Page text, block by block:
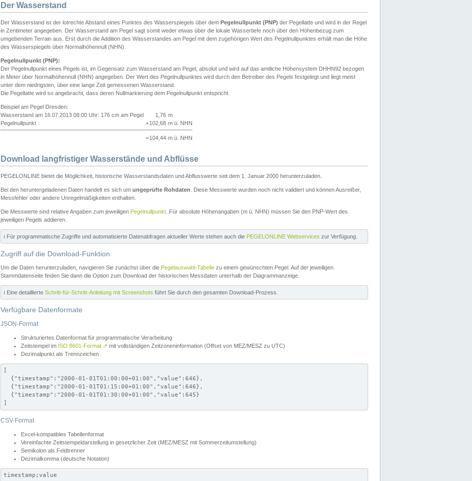
Der Wasserstand
Der Wasserstand ist der lotrechte Abstand eines Punktes des Wasserspiegels über dem Pegelnullpunkt (PNP) der Pegellatte und wird in der Regel
in Zentimeter angegeben. Der Wasserstand am Pegel sagt somit weder etwas über die lokale Wassertiefe noch über den Höhenbezug zum
umgebenden Terrain aus. Erst durch die Addition des Wasserstandes am Pegel mit dem zugehörigen Wert des Pegelnullpunktes erhält man die Höhe
des Wasserspiegels über Normalhöhennull (NHN).
Pegelnullpunkt (PNP):
Der Pegelnullpunkt eines Pegels ist, im Gegensatz zum Wasserstand am Pegel, absolut und wird auf das amtliche Höhensystem DHHN92 bezogen
in Meter über Normalhöhennull (NHN) angegeben. Der Wert des Pegelnullpunktes wird durch den Betreiber des Pegels festgelegt und liegt meist
unter dem niedrigsten, über eine lange Zeit gemessenen Wasserstand.
Die Pegellatte wird so angebracht, dass deren Nullmarkierung dem Pegelnullpunkt entspricht.
Beispiel am Pegel Dresden:
Wasserstand am 16.07.2013 08:00 Uhr: 176 cm am Pegel
1,76 m
Pegelnullpunkt
+102,68 m ü. NHN
=104,44 m ü. NHN
Download langfristiger Wasserstände und Abflüsse
PEGELONLINE bietet die Möglichkeit, historische Wasserstandsdaten und Abflusswerte seit dem 1. Januar 2000 herunterzuladen.
Bei den heruntergeladenen Daten handelt es sich um ungeprüfte Rohdaten . Diese Messwerte wurden noch nicht validiert und können Ausreißer,
Messfehler oder andere Unregelmäßigkeiten enthalten.
Die Messwerte sind relative Angaben zum jeweiligen Pegelnullpunkt . Für absolute Höhenangaben (m ü. NHN) müssen Sie den PNP-Wert des
jeweiligen Pegels addieren.
ℹ️ Für programmatische Zugriffe und automatisierte Datenabfragen aktueller Werte stehen auch die PEGELONLINE Webservices zur Verfügung.
Zugriff auf die Download-Funktion
Um die Daten herunterzuladen, navigieren Sie zunächst über die Pegelauswahl-Tabelle zu einem gewünschten Pegel. Auf der jeweiligen
Stammdatenseite finden Sie dann die Option zum Download der historischen Messdaten unterhalb der Diagrammanzeige.
ℹ️ Eine detaillierte Schritt-für-Schritt-Anleitung mit Screenshots führt Sie durch den gesamten Download-Prozess.
Verfügbare Datenformate
JSON-Format
Strukturiertes Datenformat für programmatische Verarbeitung
Zeitstempel im ISO 8601-Format ↗ mit vollständigen Zeitzoneninformation (Offset von MEZ/MESZ zu UTC)
Dezimalpunkt als Trennzeichen
[
  {"timestamp":"2000-01-01T01:00:00+01:00","value":646},
  {"timestamp":"2000-01-01T01:15:00+01:00","value":646},
  {"timestamp":"2000-01-01T01:30:00+01:00","value":645}
]
CSV-Format
Excel-kompatibles Tabellenformat
Vereinfachte Zeitstempeldarstellung in gesetzlicher Zeit (MEZ/MESZ mit Sommerzeitumstellung)
Semikolon als Feldtrenner
Dezimalkomma (deutsche Notation)
timestamp;value